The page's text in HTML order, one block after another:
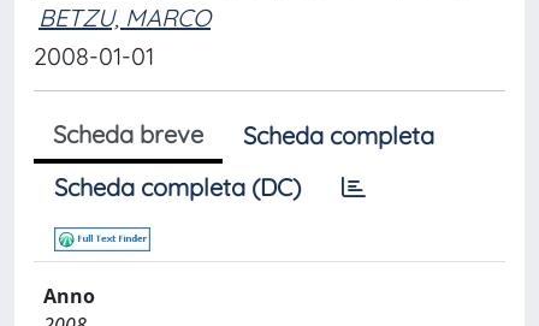
BETZU, MARCO
2008-01-01
Scheda breve
Scheda completa
Scheda completa (DC)
Anno